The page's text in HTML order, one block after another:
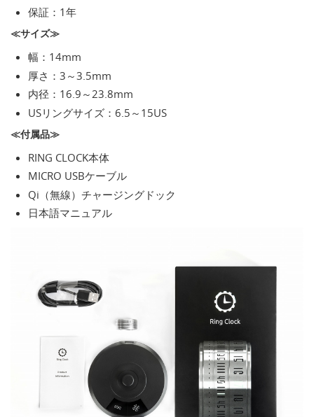
保証：1年
≪サイズ≫
幅：14mm
厚さ：3～3.5mm
内径：16.9～23.8mm
USリングサイズ：6.5～15US
≪付属品≫
RING CLOCK本体
MICRO USBケーブル
Qi（無線）チャージングドック
日本語マニュアル